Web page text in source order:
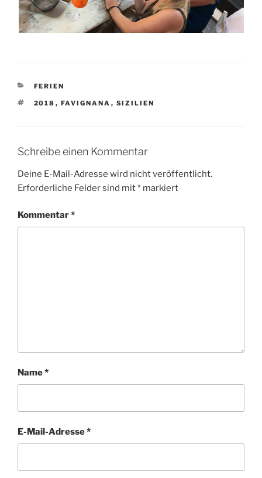
KATEGORIEN
FERIEN
SCHLAGWÖRTER
2018 , FAVIGNANA , SIZILIEN
Schreibe einen Kommentar
Deine E-Mail-Adresse wird nicht veröffentlicht.
Erforderliche Felder sind mit* markiert
Kommentar*
Name*
E-Mail-Adresse*